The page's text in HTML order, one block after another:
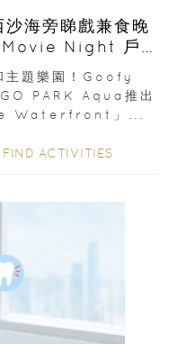
海旁睇戲兼食晚
Night 戶
主題樂園！Goofy
PARK Aqua推出
Waterfront」...
FIND ACTIVITIES